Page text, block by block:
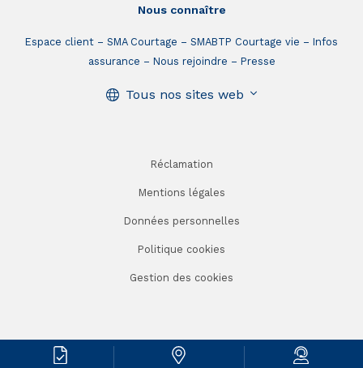
Nous connaître
Espace client SMA Courtage SMABTP Courtage vie
Infos
assurance
Nous rejoindre Presse
Tous nos sites web
Réclamation
Mentions légales
Données personnelles
Politique cookies
Gestion des cookies